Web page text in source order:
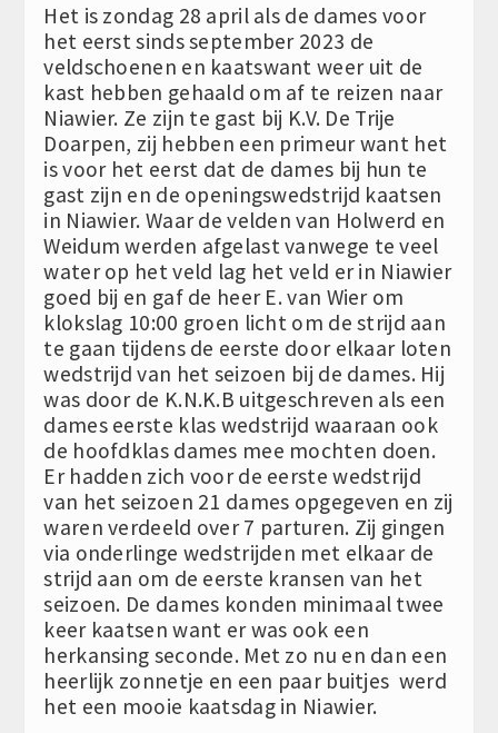
Het is zondag 28 april als de dames voor
het eerst sinds september 2023 de
veldschoenen en kaatswant weer uit de
kast hebben gehaald om af te reizen naar
Niawier. Ze zijn te gast bij K.V. De Trije
Doarpen, zij hebben een primeur want het
is voor het eerst dat de dames bij hun te
gast zijn en de openingswedstrijd kaatsen
in Niawier. Waar de velden van Holwerd en
Weidum werden afgelast vanwege te veel
water op het veld lag het veld er in Niawier
goed bij en gaf de heer E. van Wier om
klokslag 10:00 groen licht om de strijd aan
te gaan tijdens de eerste door elkaar loten
wedstrijd van het seizoen bij de dames. Hij
was door de K.N.K.B uitgeschreven als een
dames eerste klas wedstrijd waaraan ook
de hoofdklas dames mee mochten doen.
Er hadden zich voor de eerste wedstrijd
van het seizoen 21 dames opgegeven en zij
waren verdeeld over 7 parturen. Zij gingen
via onderlinge wedstrijden met elkaar de
strijd aan om de eerste kransen van het
seizoen. De dames konden minimaal twee
keer kaatsen want er was ook een
herkansing seconde. Met zo nu en dan een
heerlijk zonnetje en een paar buitjes werd
het een mooie kaatsdag in Niawier.